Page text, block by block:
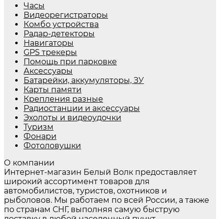
Часы
Видеорегистраторы
Комбо устройства
Радар-детекторы
Навигаторы
GPS трекеры
Помощь при парковке
Аксессуары
Батарейки, аккумуляторы, ЗУ
Карты памяти
Крепления разные
Радиостанции и аксессуары
Эхолоты и видеоудочки
Туризм
Фонари
Фотоловушки
О компании
Интернет-магазин Белый Волк предоставляет
широкий ассортимент товаров для
автомобилистов, туристов, охотников и
рыболовов. Мы работаем по всей России, а также
по странам СНГ, выполняя самую быструю